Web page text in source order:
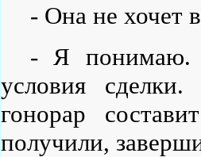
- Она не хочет
- Я понимаю.
условия
гонорар
получили,